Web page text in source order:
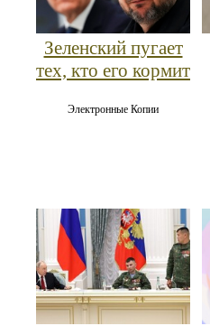
Зеленский пугает
тех, кто его кормит
Электронные Копии